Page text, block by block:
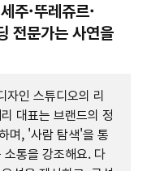
주·뚜레쥬르·
전문가는 사연을
인 스튜디오의 리
대표는 브랜드의 정
며, '사람 탐색'을 통
소통을 강조해요. 다